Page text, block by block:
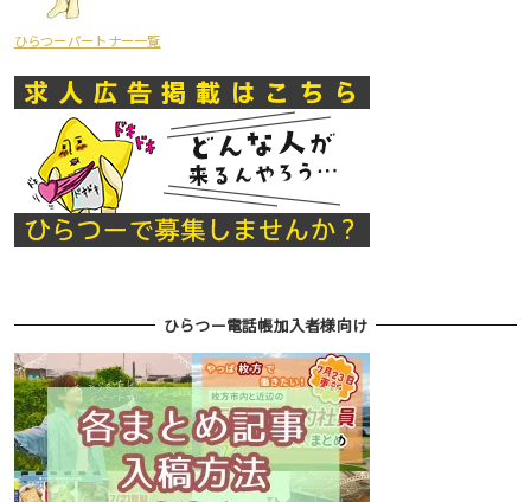
ひらつーパートナー一覧
ひらつー電話帳加入者様向け